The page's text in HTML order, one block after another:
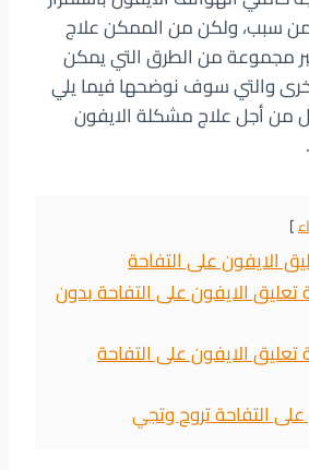
من سبب، ولكن من الممكن علاج
مجموعة من الطرق التي يمكن
والتي سوف نوضحها فيما يلي
من أجل علاج مشكلة الايفون
الايفون على التفاحة
الايفون على التفاحة بدون
الايفون على التفاحة
التفاحة تروح وتجي